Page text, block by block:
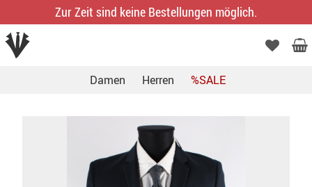
Zur Zeit sind keine Bestellungen möglich.
Damen Herren %SALE